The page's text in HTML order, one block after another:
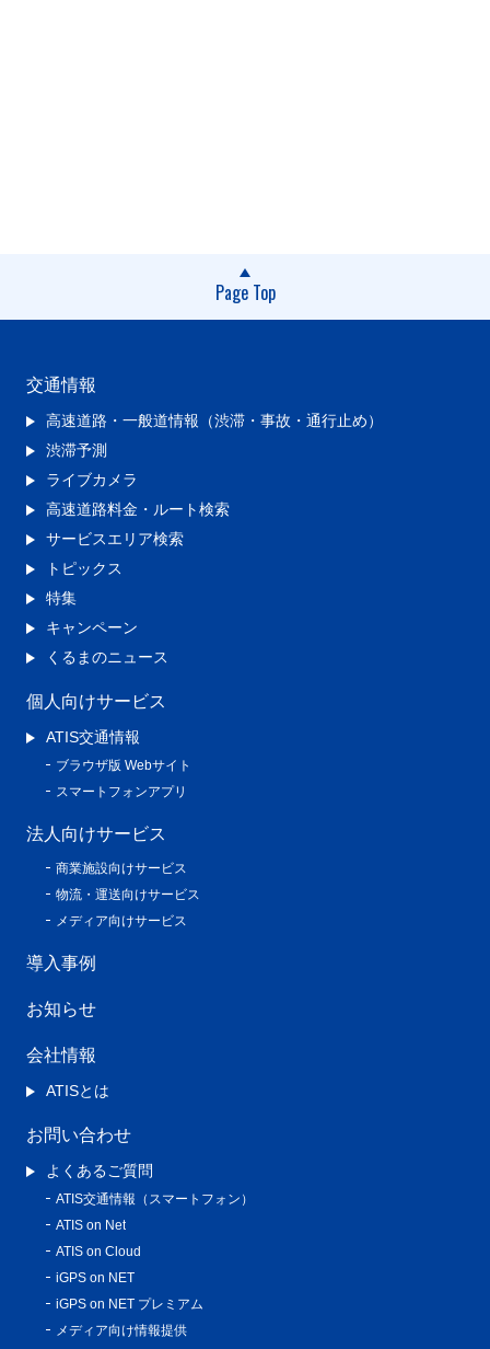
Page Top
交通情報
高速道路・一般道情報（渋滞・事故・通行止め）
渋滞予測
ライブカメラ
高速道路料金・ルート検索
サービスエリア検索
トピックス
特集
キャンペーン
くるまのニュース
個人向けサービス
ATIS交通情報
ブラウザ版 Webサイト
スマートフォンアプリ
法人向けサービス
商業施設向けサービス
物流・運送向けサービス
メディア向けサービス
導入事例
お知らせ
会社情報
ATISとは
お問い合わせ
よくあるご質問
ATIS交通情報（スマートフォン）
ATIS on Net
ATIS on Cloud
iGPS on NET
iGPS on NET プレミアム
メディア向け情報提供